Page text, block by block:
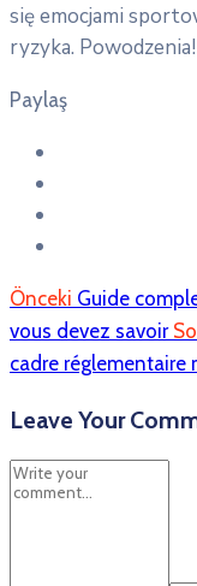
się emocjami
ryzyka. Powodzenia!
Paylaş
Önceki Guide
vous devez savoir
cadre réglementaire
Leave Your